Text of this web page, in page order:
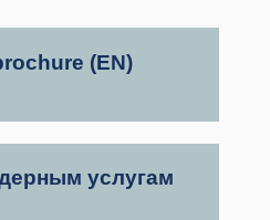
(EN)
услугам